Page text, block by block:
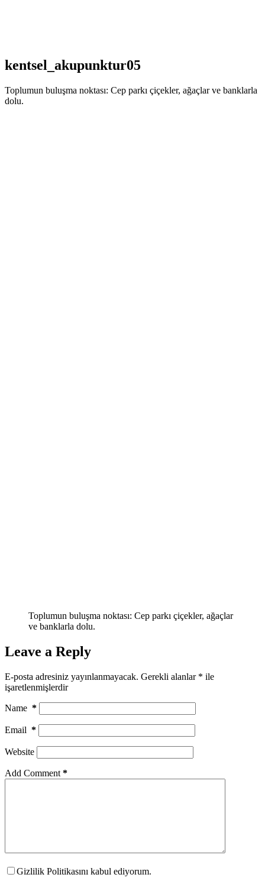
kentsel_akupunktur05
Toplumun buluşma noktası: Cep parkı çiçekler, ağaçlar ve banklarla
dolu.
Toplumun buluşma noktası: Cep parkı çiçekler, ağaçlar
ve banklarla dolu.
Leave a Reply
E-posta adresiniz yayınlanmayacak. Gerekli alanlar * ile
işaretlenmişlerdir
Name *
Email *
Website
Add Comment *
Gizlilik Politikasını kabul ediyorum.